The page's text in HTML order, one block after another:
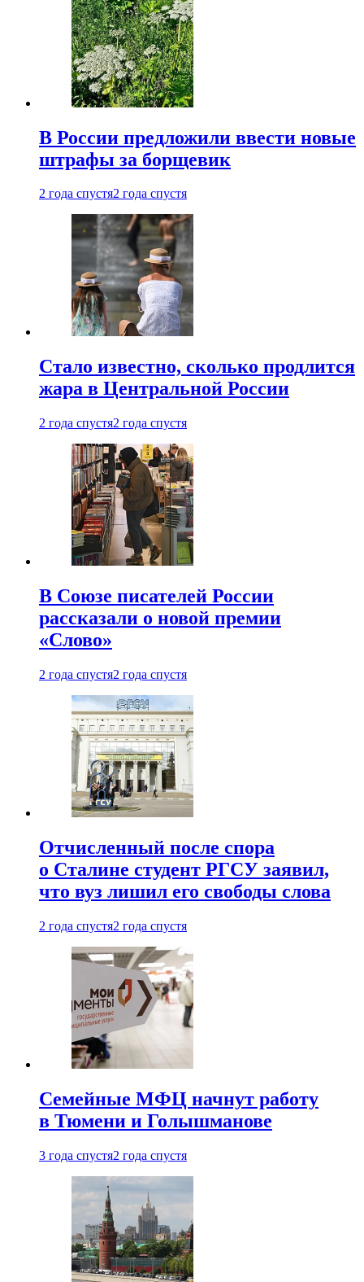
В России предложили ввести новые
штрафы за борщевик
2 года спустя2 года спустя
Стало известно, сколько продлится
жара в Центральной России
2 года спустя2 года спустя
В Союзе писателей России
рассказали о новой премии
«Слово»
2 года спустя2 года спустя
Отчисленный после спора
о Сталине студент РГСУ заявил,
что вуз лишил его свободы слова
2 года спустя2 года спустя
Семейные МФЦ начнут работу
в Тюмени и Голышманове
3 года спустя2 года спустя